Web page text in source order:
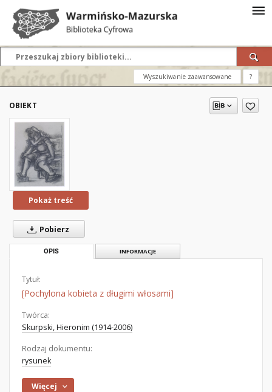
Wyszukiwanie zaawansowane ?
OBIEKT
Pokaż treść
Pobierz
OPIS INFORMACJE
Tytuł:
[Pochylona kobieta z długimi włosami]
Twórca:
Skurpski, Hieronim (1914-2006)
Rodzaj dokumentu:
rysunek
Więcej